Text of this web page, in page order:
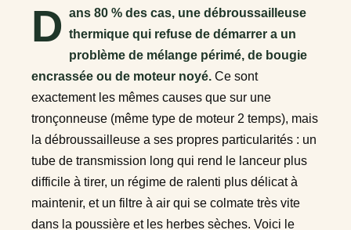
D
ans 80 % des cas, une débroussailleuse
thermique qui refuse de démarrer a un
problème de mélange périmé, de bougie
encrassée ou de moteur noyé. Ce sont
exactement les mêmes causes que sur une
tronçonneuse (même type de moteur 2 temps), mais
la débroussailleuse a ses propres particularités : un
tube de transmission long qui rend le lanceur plus
difficile à tirer, un régime de ralenti plus délicat à
maintenir, et un filtre à air qui se colmate très vite
dans la poussière et les herbes sèches. Voici le